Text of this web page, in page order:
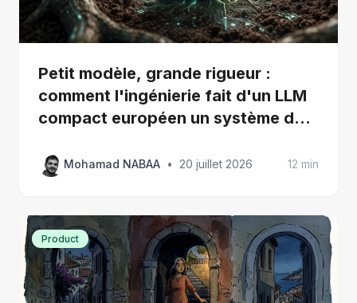
Petit modèle, grande rigueur :
comment l'ingénierie fait d'un LLM
compact européen un système de
production
Mohamad NABAA • 20 juillet 2026 12 min
Product